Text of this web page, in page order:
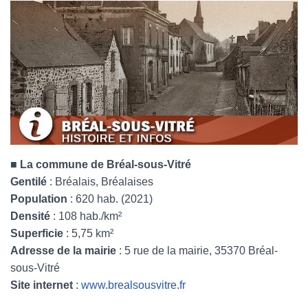
■ La commune de Bréal-sous-Vitré
Gentilé : Bréalais, Bréalaises
Population : 620 hab. (2021)
Densité : 108 hab./km²
Superficie : 5,75 km²
Adresse de la mairie : 5 rue de la mairie, 35370 Bréal-
sous-Vitré
Site internet : www.brealsousvitre.fr